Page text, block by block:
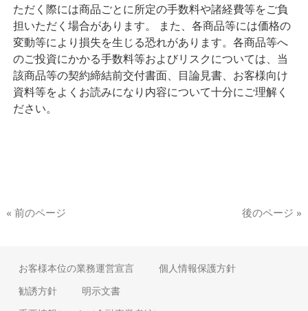
ただく際には商品ごとに所定の手数料や諸経費等をご負
担いただく場合があります。 また、各商品等には価格の
変動等により損失を生じる恐れがあります。各商品等へ
のご投資にかかる手数料等およびリスクについては、当
該商品等の契約締結前交付書面、目論見書、お客様向け
資料等をよくお読みになり内容について十分にご理解く
ださい。
« 前のページ 後のページ »
お客様本位の業務運営宣言 個人情報保護方針
勧誘方針 明示文書